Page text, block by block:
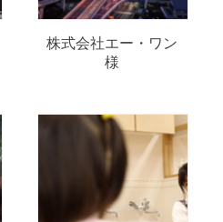
株式会社エー・ワン
様